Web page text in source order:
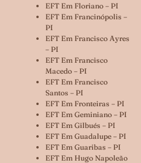
EFT Em Floriano – PI
EFT Em Francinópolis –
PI
EFT Em Francisco Ayres
– PI
EFT Em Francisco
Macedo – PI
EFT Em Francisco
Santos – PI
EFT Em Fronteiras – PI
EFT Em Geminiano – PI
EFT Em Gilbués – PI
EFT Em Guadalupe – PI
EFT Em Guaribas – PI
EFT Em Hugo Napoleão